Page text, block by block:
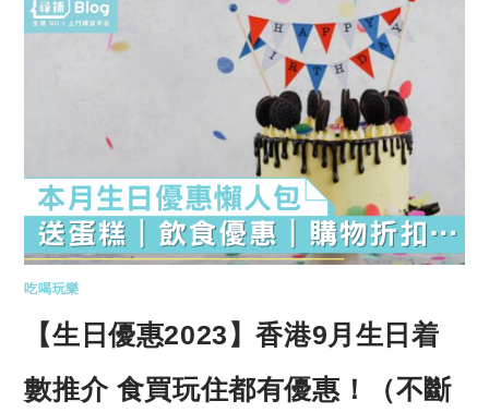
吃喝玩樂
【生日優惠2023】香港9月生日着
數推介 食買玩住都有優惠！（不斷